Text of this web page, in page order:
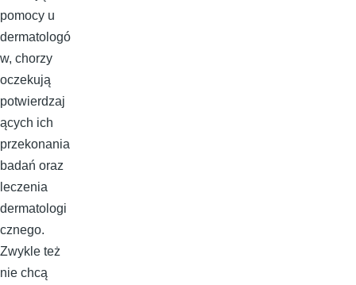
pomocy u
dermatologó
w, chorzy
oczekują
potwierdzaj
ących ich
przekonania
badań oraz
leczenia
dermatologi
cznego.
Zwykle też
nie chcą